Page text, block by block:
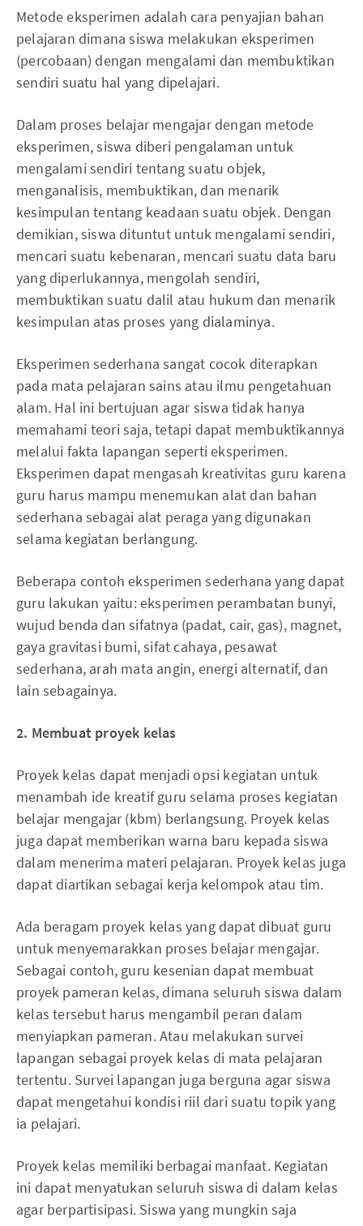
Metode eksperimen adalah cara penyajian bahan
pelajaran dimana siswa melakukan eksperimen
(percobaan) dengan mengalami dan membuktikan
sendiri suatu hal yang dipelajari.
Dalam proses belajar mengajar dengan metode
eksperimen, siswa diberi pengalaman untuk
mengalami sendiri tentang suatu objek,
menganalisis, membuktikan, dan menarik
kesimpulan tentang keadaan suatu objek. Dengan
demikian, siswa dituntut untuk mengalami sendiri,
mencari suatu kebenaran, mencari suatu data baru
yang diperlukannya, mengolah sendiri,
membuktikan suatu dalil atau hukum dan menarik
kesimpulan atas proses yang dialaminya.
Eksperimen sederhana sangat cocok diterapkan
pada mata pelajaran sains atau ilmu pengetahuan
alam. Hal ini bertujuan agar siswa tidak hanya
memahami teori saja, tetapi dapat membuktikannya
melalui fakta lapangan seperti eksperimen.
Eksperimen dapat mengasah kreativitas guru karena
guru harus mampu menemukan alat dan bahan
sederhana sebagai alat peraga yang digunakan
selama kegiatan berlangung.
Beberapa contoh eksperimen sederhana yang dapat
guru lakukan yaitu: eksperimen perambatan bunyi,
wujud benda dan sifatnya (padat, cair, gas), magnet,
gaya gravitasi bumi, sifat cahaya, pesawat
sederhana, arah mata angin, energi alternatif, dan
lain sebagainya.
2. Membuat proyek kelas
Proyek kelas dapat menjadi opsi kegiatan untuk
menambah ide kreatif guru selama proses kegiatan
belajar mengajar (kbm) berlangsung. Proyek kelas
juga dapat memberikan warna baru kepada siswa
dalam menerima materi pelajaran. Proyek kelas juga
dapat diartikan sebagai kerja kelompok atau tim.
Ada beragam proyek kelas yang dapat dibuat guru
untuk menyemarakkan proses belajar mengajar.
Sebagai contoh, guru kesenian dapat membuat
proyek pameran kelas, dimana seluruh siswa dalam
kelas tersebut harus mengambil peran dalam
menyiapkan pameran. Atau melakukan survei
lapangan sebagai proyek kelas di mata pelajaran
tertentu. Survei lapangan juga berguna agar siswa
dapat mengetahui kondisi riil dari suatu topik yang
ia pelajari.
Proyek kelas memiliki berbagai manfaat. Kegiatan
ini dapat menyatukan seluruh siswa di dalam kelas
agar berpartisipasi. Siswa yang mungkin saja